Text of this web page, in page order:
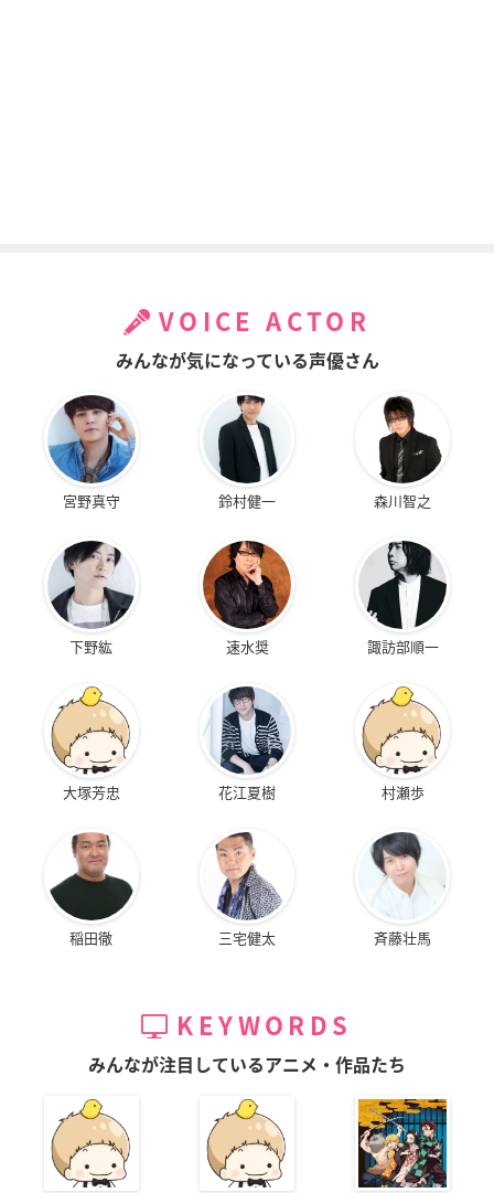
VOICE ACTOR
みんなが気になっている声優さん
宮野真守 鈴村健一 森川智之
下野紘 速水奨 諏訪部順一
大塚芳忠 花江夏樹 村瀬歩
稲田徹 三宅健太 斉藤壮馬
KEYWORDS
みんなが注目しているアニメ・作品たち